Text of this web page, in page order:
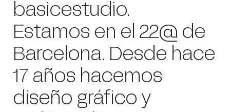
basicestudio.
Estamos en el 22@ de
Barcelona. Desde hace
17 años hacemos
diseño gráfico y